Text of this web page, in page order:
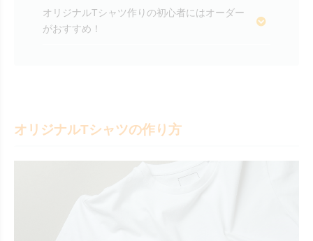
オリジナルTシャツ作りの初心者にはオーダー
がおすすめ！
オリジナルTシャツの作り方